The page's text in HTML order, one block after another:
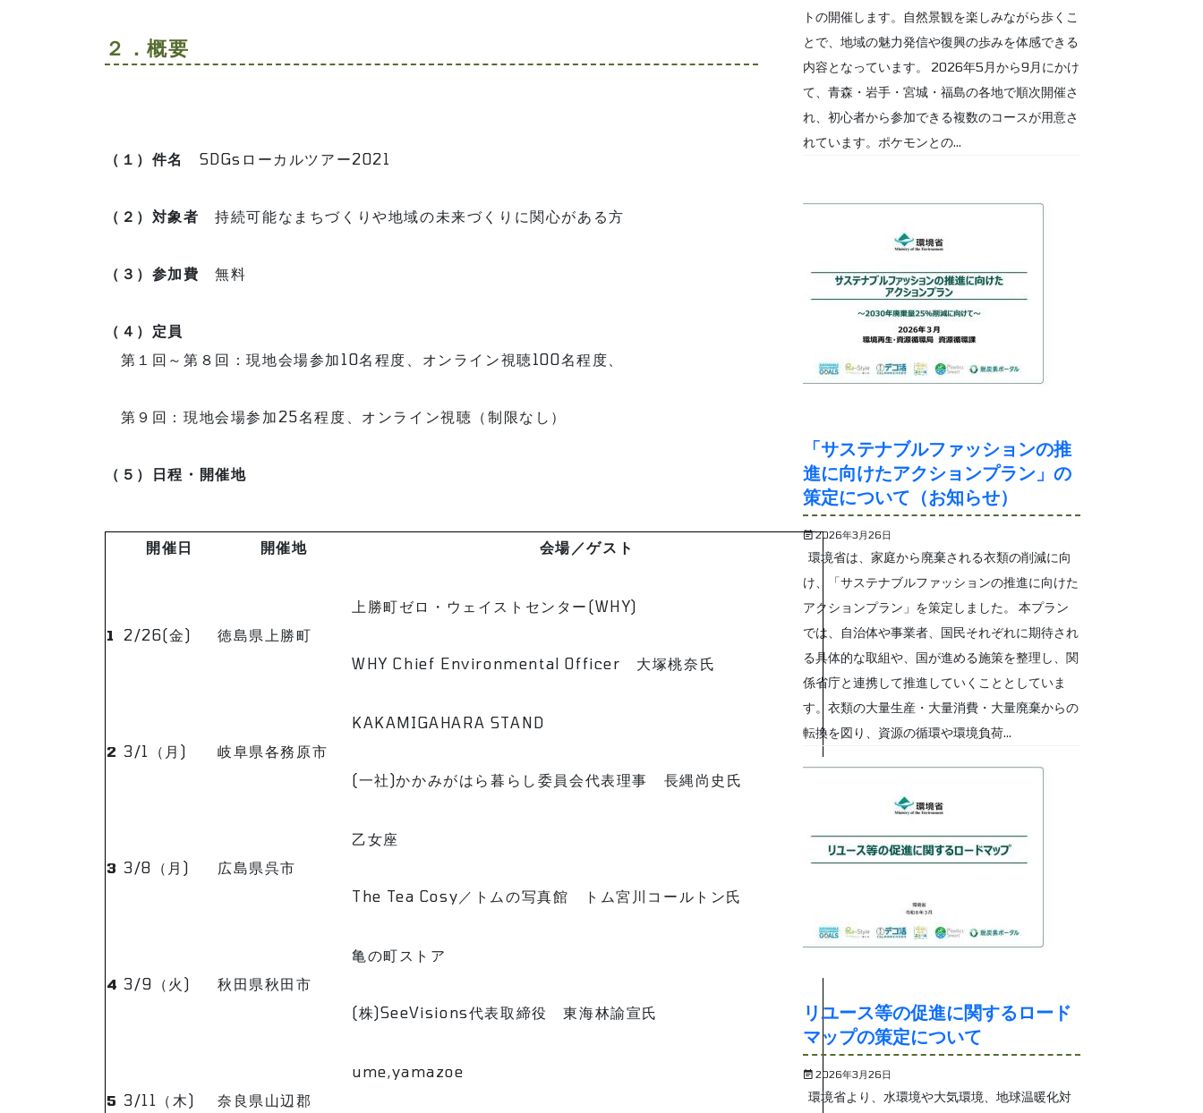
２．概要
（１）件名 SDGsローカルツアー2021
（２）対象者 持続可能なまちづくりや地域の未来づくりに関心がある方
（３）参加費 無料
（４）定員
第１回～第８回：現地会場参加10名程度、オンライン視聴100名程度、
第９回：現地会場参加25名程度、オンライン視聴（制限なし）
（５）日程・開催地
開催日 開催地 会場／ゲスト
1 2/26(金) 徳島県上勝町
上勝町ゼロ・ウェイストセンター(WHY)
WHY Chief Environmental Officer 大塚桃奈氏
2 3/1（月) 岐阜県各務原市
KAKAMIGAHARA STAND
(一社)かかみがはら暮らし委員会代表理事 長縄尚史氏
3 3/8（月) 広島県呉市
乙女座
The Tea Cosy／トムの写真館 トム宮川コールトン氏
4 3/9（火) 秋田県秋田市
亀の町ストア
(株)SeeVisions代表取締役 東海林諭宣氏
5 3/11（木) 奈良県山辺郡
ume,yamazoe
トの開催します。自然景観を楽しみながら歩くこ
とで、地域の魅力発信や復興の歩みを体感できる
内容となっています。 2026年5月から9月にかけ
て、青森・岩手・宮城・福島の各地で順次開催さ
れ、初心者から参加できる複数のコースが用意さ
れています。ポケモンとの...
「サステナブルファッションの推
進に向けたアクションプラン」の
策定について（お知らせ）
2026年3月26日
環境省は、家庭から廃棄される衣類の削減に向
け、「サステナブルファッションの推進に向けた
アクションプラン」を策定しました。 本プラン
では、自治体や事業者、国民それぞれに期待され
る具体的な取組や、国が進める施策を整理し、関
係省庁と連携して推進していくこととしていま
す。衣類の大量生産・大量消費・大量廃棄からの
転換を図り、資源の循環や環境負荷...
リユース等の促進に関するロード
マップの策定について
2026年3月26日
環境省より、水環境や大気環境、地球温暖化対